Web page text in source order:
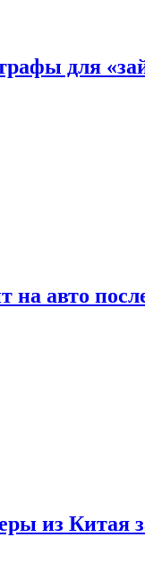
для
на авто
из Китая